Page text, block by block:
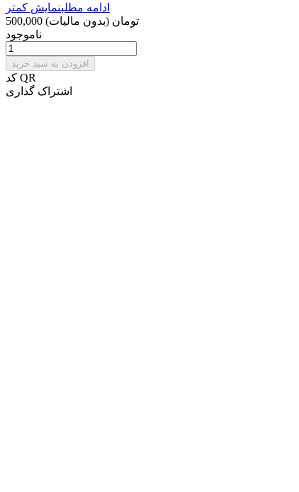
ادامه مطلبنمایش کمتر
500,000 تومان (بدون مالیات)
ناموجود
افزودن به سبد خرید
کد QR
اشتراک گذاری